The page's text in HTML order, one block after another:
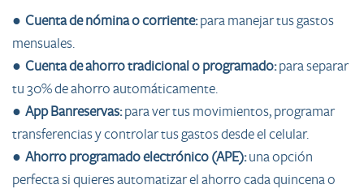
● Cuenta de nómina o corriente:para manejar tus gastos
mensuales.
● Cuenta de ahorro tradicional o programado:para separar
tu 30% de ahorro automáticamente.
● App Banreservas:para ver tus movimientos, programar
transferencias y controlar tus gastos desde el celular.
● Ahorro programado electrónico (APE):una opción
perfecta si quieres automatizar el ahorro cada quincena o